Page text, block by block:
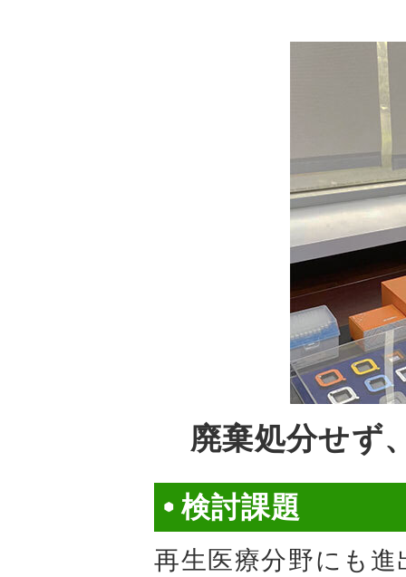
廃棄処分せず
検討課題
再生医療分野にも